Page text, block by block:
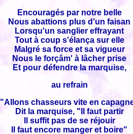
Encouragés par notre belle
Nous abattions plus d'un faisan
Lorsqu'un sanglier effrayant
Tout à coup s'élança sur elle
Malgré sa force et sa vigueur
Nous le forçâm' à lâcher prise
Et pour défendre la marquise,
au refrain
"Allons chasseurs vite en
Dit la marquise, "Il faut partir
Il suffit pas de se réjouir
Il faut encore manger et boire"